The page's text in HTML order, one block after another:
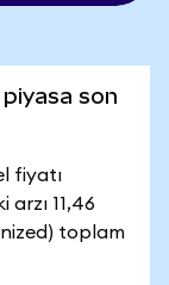
son
fiyatı
arzı 11,46
toplam